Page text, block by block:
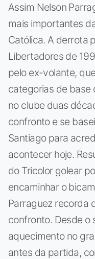
Assim Nelson
mais importantes
Católica. A derrota
Libertadores de
pelo ex-volante,
categorias de base
no clube duas
confronto e se
Santiago para
acontecer hoje.
do Tricolor golear
encaminhar o
Parraguez recorda
confronto. Desde o
aquecimento no
antes da partida,